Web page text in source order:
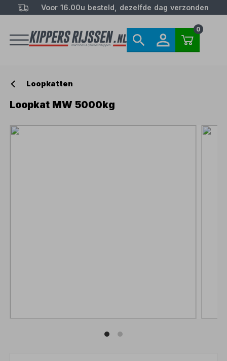
Voor 16.00u besteld, dezelfde dag verzonden
0
Loopkatten
Loopkat MW 5000kg